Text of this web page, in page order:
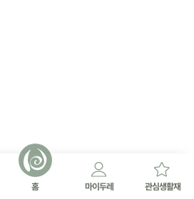
홈 마이두레 관심생활재